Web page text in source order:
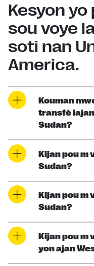
Kesyon yo
sou voye
soti nan
America.
Kouman
transfè lajan
Sudan?
Kijan pou m
Sudan?
Kijan pou m
Sudan?
Kijan pou m
yon ajan